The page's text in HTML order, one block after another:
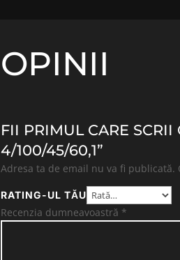
OPINII
FII PRIMUL CARE
4/100/45/60,1”
Adresa ta de email nu va fi publicată.
RATING-UL TĂU
Recenzia dumneavoastră *